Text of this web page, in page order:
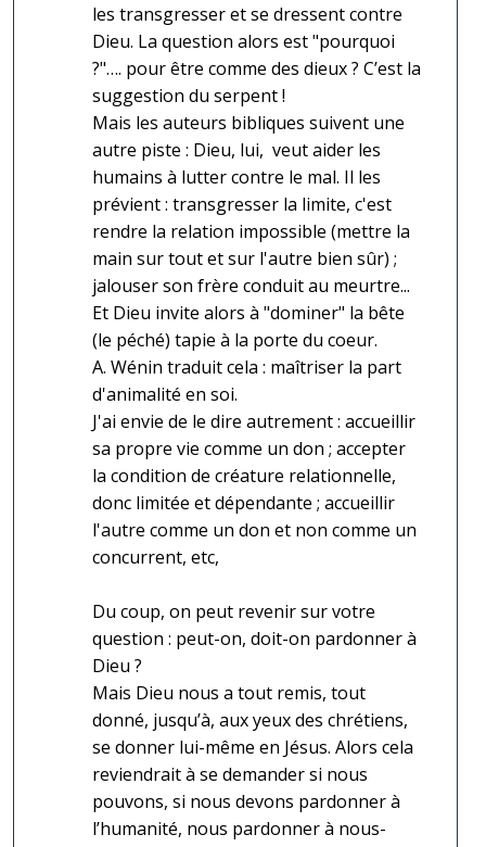
les transgresser et se dressent contre
Dieu. La question alors est "pourquoi
?"…. pour être comme des dieux ? C’est la
suggestion du serpent !
Mais les auteurs bibliques suivent une
autre piste : Dieu, lui, veut aider les
humains à lutter contre le mal. Il les
prévient : transgresser la limite, c'est
rendre la relation impossible (mettre la
main sur tout et sur l'autre bien sûr) ;
jalouser son frère conduit au meurtre...
Et Dieu invite alors à "dominer" la bête
(le péché) tapie à la porte du coeur.
A. Wénin traduit cela : maîtriser la part
d'animalité en soi.
J'ai envie de le dire autrement : accueillir
sa propre vie comme un don ; accepter
la condition de créature relationnelle,
donc limitée et dépendante ; accueillir
l'autre comme un don et non comme un
concurrent, etc,
Du coup, on peut revenir sur votre
question : peut-on, doit-on pardonner à
Dieu ?
Mais Dieu nous a tout remis, tout
donné, jusqu’à, aux yeux des chrétiens,
se donner lui-même en Jésus. Alors cela
reviendrait à se demander si nous
pouvons, si nous devons pardonner à
l’humanité, nous pardonner à nous-